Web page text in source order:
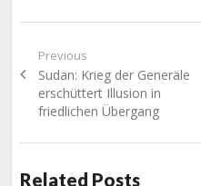
Beitragsnavigation
Previous
Previous
post:
Sudan: Krieg der Generäle
erschüttert Illusion in
friedlichen Übergang
Related Posts